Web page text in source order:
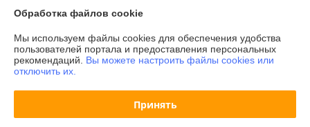
Контакты
Доставка и оплата
Полная версия сайта
Обработка файлов cookie
Мы используем файлы cookies для обеспечения удобства
пользователей портала и предоставления персональных
рекомендаций. Вы можете настроить файлы cookies или
отключить их.
Принять